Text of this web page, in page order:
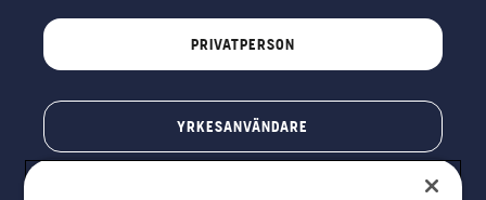
PRIVATPERSON
YRKESANVÄNDARE